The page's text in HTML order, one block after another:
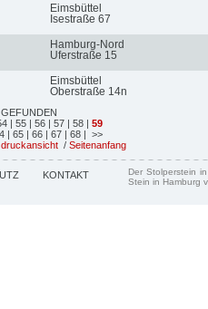
Eimsbüttel
Isestraße 67
Hamburg-Nord
Uferstraße 15
Eimsbüttel
Oberstraße 14n
| 55 | 56 | 57 | 58 | 59
| 65 | 66 | 67 | 68 | >>
druckansicht / Seitenanfang
KONTAKT
Der Stolperstein
Stein in Hamburg